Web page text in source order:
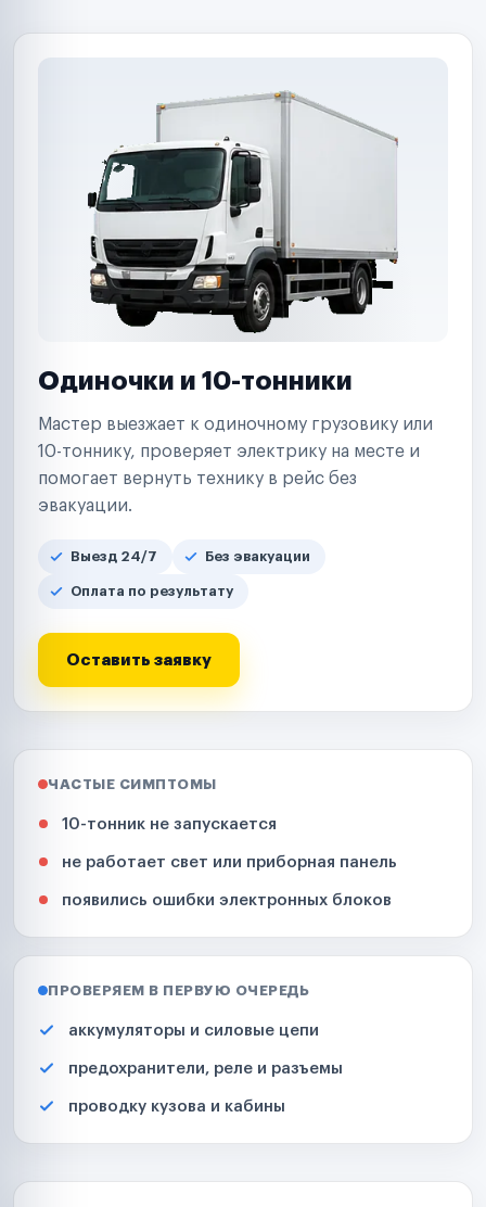
Одиночки и 10-тонники
Мастер выезжает к одиночному грузовику или
10-тоннику, проверяет электрику на месте и
помогает вернуть технику в рейс без
эвакуации.
Выезд 24/7 Без эвакуации
Оплата по результату
Оставить заявку
ЧАСТЫЕ СИМПТОМЫ
10-тонник не запускается
не работает свет или приборная панель
появились ошибки электронных блоков
ПРОВЕРЯЕМ В ПЕРВУЮ ОЧЕРЕДЬ
аккумуляторы и силовые цепи
предохранители, реле и разъемы
проводку кузова и кабины